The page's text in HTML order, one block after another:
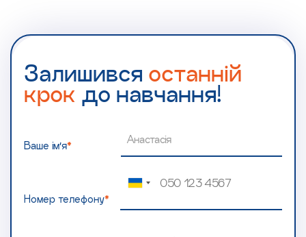
Залишився останній
крок до навчання!
Ваше ім’я*
Номер телефону*